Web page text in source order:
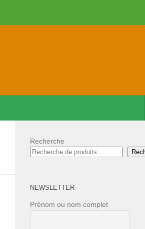
Recherche
NEWSLETTER
Prénom ou nom complet